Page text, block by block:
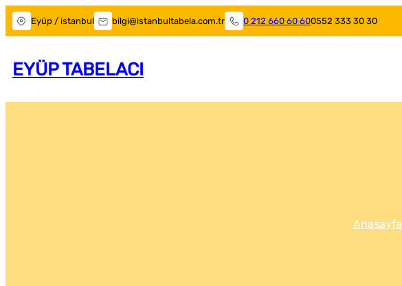
Eyüp / istanbul bilgi@istanbultabela.com.tr 0 212 660 60 600552 333 30 30
EYÜP TABELACI
Anasayfa